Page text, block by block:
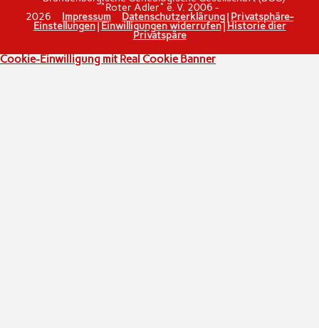
"Roter Adler" e. V. 2006 -
2026 Impressum Datenschutzerklärung| Privatsphäre-
Einstellungen| Einwilligungen widerrufen|Historie dier
Privatspäre
Cookie-Einwilligung mit Real Cookie Banner